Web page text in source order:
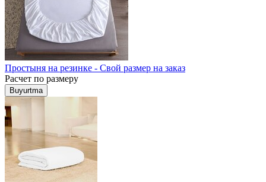
Простыня на резинке - Свой размер на заказ
Расчет по размеру
Buyurtma